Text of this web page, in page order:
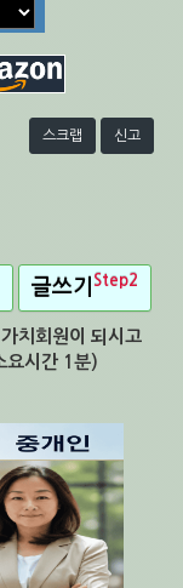
스크랩 신고
글쓰기 Step2
치회원이 되시고
요시간 1분)